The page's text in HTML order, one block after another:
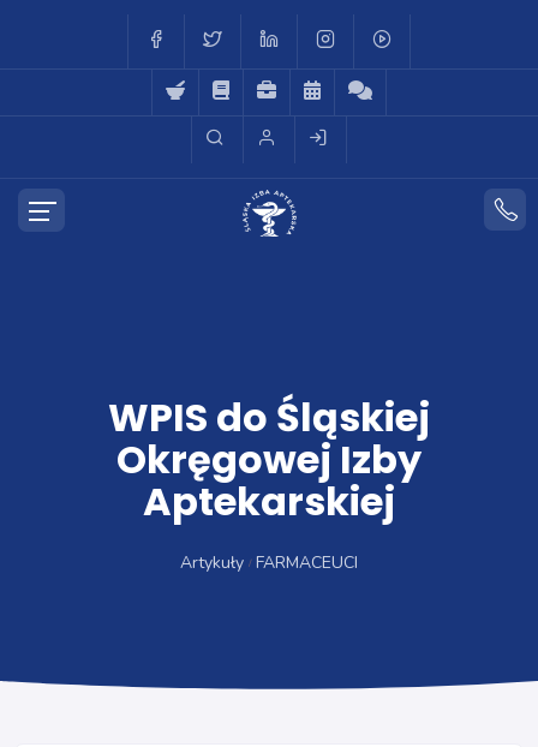
WPIS do Śląskiej
Okręgowej Izby
Aptekarskiej
Artykuły FARMACEUCI